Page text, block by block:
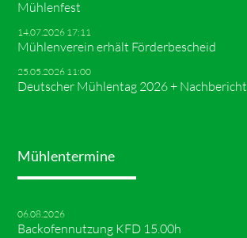
Mühlenfest
14.07.2026 17:11
Mühlenverein erhält Förderbescheid
25.05.2026 11:00
Deutscher Mühlentag 2026 + Nachbericht
Mühlentermine
06.08.2026
Backofennutzung KFD 15.00h